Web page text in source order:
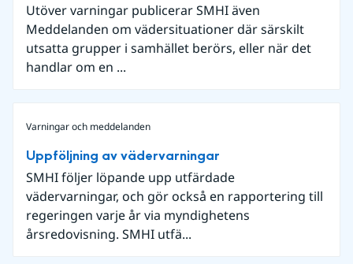
Utöver varningar publicerar SMHI även
Meddelanden om vädersituationer där särskilt
utsatta grupper i samhället berörs, eller när det
handlar om en ...
Varningar och meddelanden
Uppföljning av vädervarningar
SMHI följer löpande upp utfärdade
vädervarningar, och gör också en rapportering till
regeringen varje år via myndighetens
årsredovisning. SMHI utfä...